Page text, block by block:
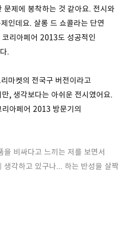
문제에 봉착하는 것 같아요. 전시와
인데요. 살롱 드 쇼콜라는 단연
리아페어 2013도 성공적인
.
마켓의 전국구 버전이라고
, 생각보다는 아쉬운 전시였어요.
아페어 2013 방문기의
을 비싸다고 느끼는 저를 보면서
생각하고 있구나... 하는 반성을 살짝